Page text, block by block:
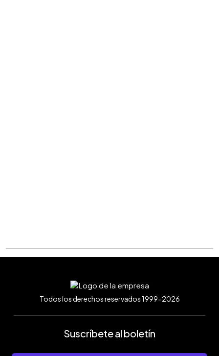
Todos los derechos reservados 1999-2026
Suscríbete al boletín